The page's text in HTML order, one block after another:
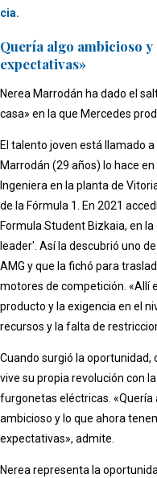
cia.
Quería algo ambicioso
expectativas»
Nerea Marrodán ha dado el
casa» en la que Mercedes
El talento joven está llamado
Marrodán (29 años) lo hace
Ingeniera en la planta de
de la Fórmula 1. En 2021
Formula Student Bizkaia, en
leader'. Así la descubrió uno
AMG y que la fichó para
motores de competición. «Allí
producto y la exigencia en el
recursos y la falta de
Cuando surgió la oportunidad,
vive su propia revolución con
furgonetas eléctricas.
ambicioso y lo que ahora
expectativas», admite.
Nerea representa la